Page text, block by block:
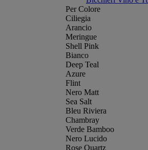
Per Colore
Ciliegia
Arancio
Meringue
Shell Pink
Bianco
Deep Teal
Azure
Flint
Nero Matt
Sea Salt
Bleu Riviera
Chambray
Verde Bamboo
Nero Lucido
Rose Quartz